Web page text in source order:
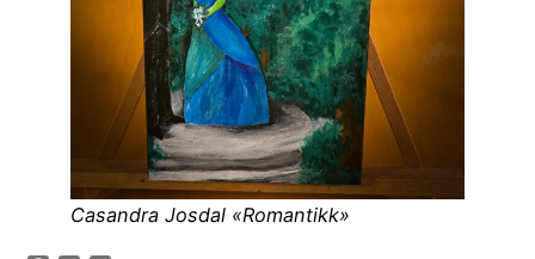
Casandra Josdal «Romantikk»